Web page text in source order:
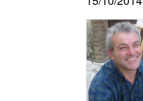
VINCE